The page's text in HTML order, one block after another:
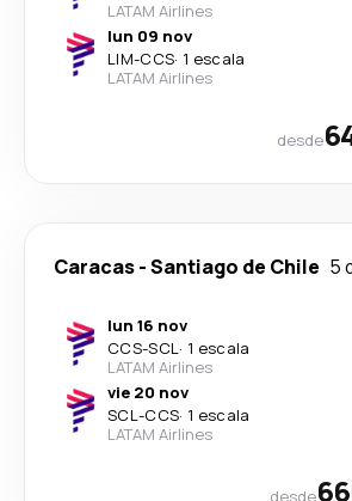
LATAM Airlines
lun 09 nov
LIM-CCS· 1 escala
LATAM Airlines
desde
Caracas-Santiago de Chile 5
lun 16 nov
CCS-SCL· 1 escala
LATAM Airlines
vie 20 nov
SCL-CCS· 1 escala
LATAM Airlines
desde